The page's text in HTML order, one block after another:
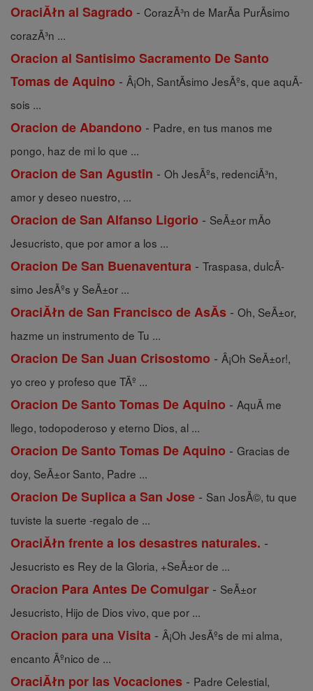
OraciĂłn al Sagrado - CorazÃ³n de MarÃ­a PurÃ­simo
corazÃ³n ...
Oracion al Santisimo Sacramento De Santo
Tomas de Aquino - Â¡Oh, SantÃ­simo JesÃºs, que aquÃ­
sois ...
Oracion de Abandono - Padre, en tus manos me
pongo, haz de mi lo que ...
Oracion de San Agustin - Oh JesÃºs, redenciÃ³n,
amor y deseo nuestro, ...
Oracion de San Alfanso Ligorio - SeÃ±or mÃ­o
Jesucristo, que por amor a los ...
Oracion De San Buenaventura - Traspasa, dulcÃ­
simo JesÃºs y SeÃ±or ...
OraciĂłn de San Francisco de AsĂ­s - Oh, SeÃ±or,
hazme un instrumento de Tu ...
Oracion De San Juan Crisostomo - Â¡Oh SeÃ±or!,
yo creo y profeso que TÃº ...
Oracion De Santo Tomas De Aquino - AquÃ­ me
llego, todopoderoso y eterno Dios, al ...
Oracion De Santo Tomas De Aquino - Gracias de
doy, SeÃ±or Santo, Padre ...
Oracion De Suplica a San Jose - San JosÃ©, tu que
tuviste la suerte -regalo de ...
OraciĂłn frente a los desastres naturales. -
Jesucristo es Rey de la Gloria, +SeÃ±or de ...
Oracion Para Antes De Comulgar - SeÃ±or
Jesucristo, Hijo de Dios vivo, que por ...
Oracion para una Visita - Â¡Oh JesÃºs de mi alma,
encanto Ãºnico de ...
OraciĂłn por las Vocaciones - Padre Celestial,